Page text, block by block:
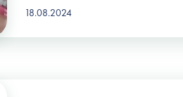
18.08.2024